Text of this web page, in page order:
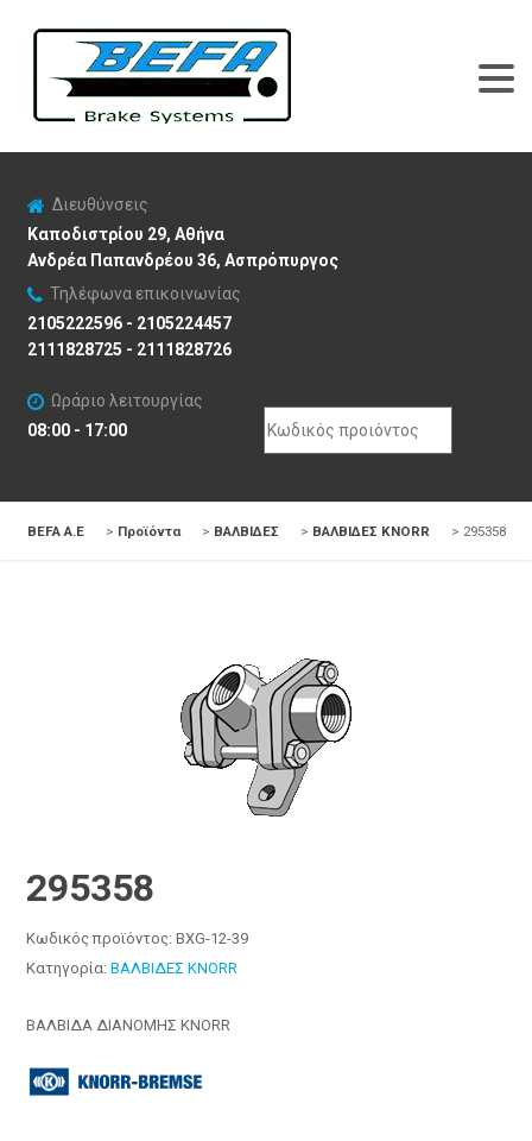
Διευθύνσεις
Καποδιστρίου 29, Αθήνα
Ανδρέα Παπανδρέου 36, Ασπρόπυργος
Τηλέφωνα επικοινωνίας
2105222596 - 2105224457
2111828725 - 2111828726
Ωράριο λειτουργίας
08:00 - 17:00
Search
for:
BEFA Α.Ε > Προϊόντα > ΒΑΛΒΙΔΕΣ > ΒΑΛΒΙΔΕΣ KNORR > 295358
295358
Κωδικός προϊόντος:BXG-12-39
Κατηγορία:ΒΑΛΒΙΔΕΣ KNORR
ΒΑΛΒΙΔΑ ΔΙΑΝΟΜΗΣ KNORR